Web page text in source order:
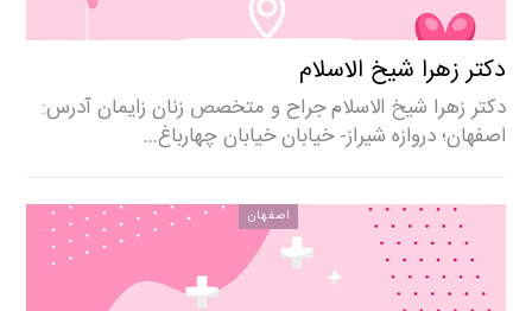
دکتر زهرا شیخ الاسلام
دکتر زهرا شیخ الاسلام جراح و متخصص زنان زایمان آدرس:
اصفهان؛ دروازه شیراز- خیابان خیابان چهارباغ…
اصفهان